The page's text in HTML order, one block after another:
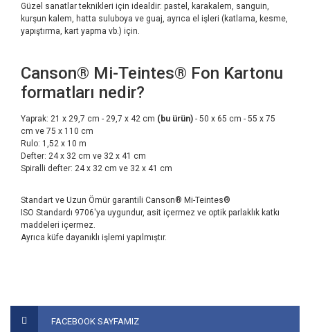
Güzel sanatlar teknikleri için idealdir: pastel, karakalem, sanguin,
kurşun kalem, hatta suluboya ve guaj, ayrıca el işleri (katlama, kesme,
yapıştırma, kart yapma vb.) için.
Canson® Mi-Teintes® Fon Kartonu
formatları nedir?
Yaprak: 21 x 29,7 cm - 29,7 x 42 cm (bu ürün) - 50 x 65 cm - 55 x 75
cm ve 75 x 110 cm
Rulo: 1,52 x 10 m
Defter: 24 x 32 cm ve 32 x 41 cm
Spiralli defter: 24 x 32 cm ve 32 x 41 cm
Standart ve Uzun Ömür garantili Canson® Mi-Teintes®
ISO Standardı 9706'ya uygundur, asit içermez ve optik parlaklık katkı
maddeleri içermez.
Ayrıca küfe dayanıklı işlemi yapılmıştır.
Bu ürüne ilk yorumu siz yapın!
kullanarak tarafımıza iletebilirsiniz.
FACEBOOK SAYFAMIZ